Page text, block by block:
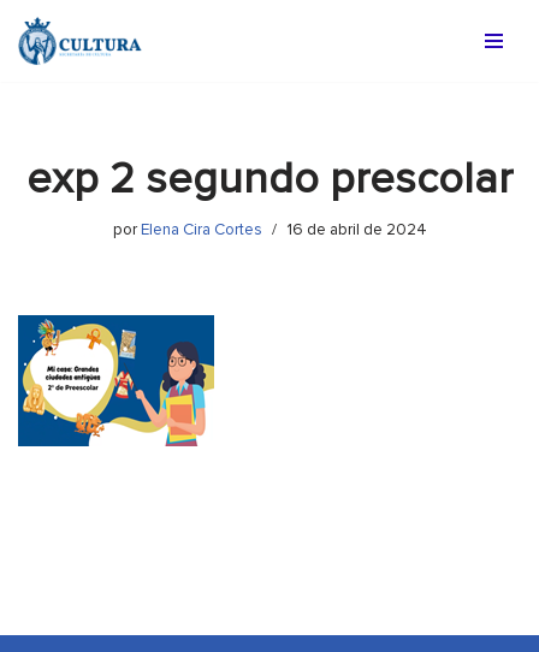
Saltar
exp 2 segundo prescolar
por Elena Cira Cortes 16 de abril de 2024